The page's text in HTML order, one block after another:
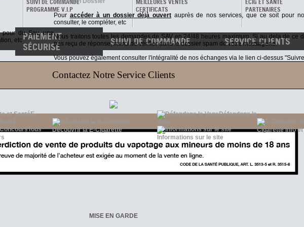
du Sav, une
etc
Pour accéder à un dossier déjà ouvertauprès de nos services, que ce soit pour
consulter, le compléter, etc
Nous traitons toutes les demandes de SAV en 24/48 heures maximum.Si au dela de ce
pas reçu de réponse, merci de vérifier dans le dossier spam de votre messagerie.
Vous pouvez également consulter l'intégralité de nos échanges via le lien ci-dessus
Contactez Notre Service Clients
E-
Tous
Découvrir la E-Cigarette
Défendons la
Vape
Informations sur le site
Cigarette Info et
SUIVI DE COMMANDE
PROGRAMME V.I.P
MEILLEURES VENTES
CERTIFICATS
ECIG ET SANTÉ
PARTENAIRES
PAIEMENT
SÉCURISÉ
Paiements 100% sécurisés via
SUIVI DE COMMANDE
sur votre compte client
SERVICE CLIENTS
MISE EN GARDE